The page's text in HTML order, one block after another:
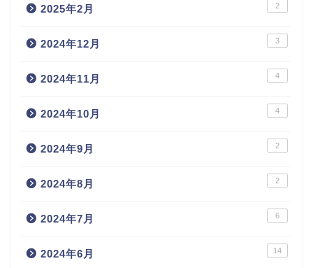
2025年2月 2
2024年12月 3
2024年11月 4
2024年10月 4
2024年9月 2
2024年8月 2
2024年7月 6
2024年6月 14